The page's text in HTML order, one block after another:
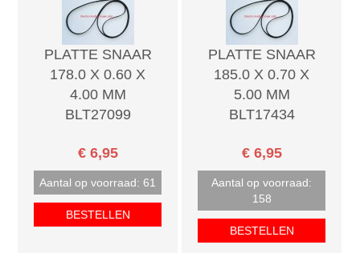
PLATTE SNAAR
178.0 X 0.60 X
4.00 MM
BLT27099
€ 6,95
Aantal op voorraad: 61
BESTELLEN
PLATTE SNAAR
185.0 X 0.70 X
5.00 MM
BLT17434
€ 6,95
Aantal op voorraad:
158
BESTELLEN